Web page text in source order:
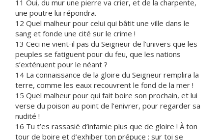
11 Oui, du mur une pierre va crier, et de la charpente,
une poutre lui répondra.
12 Quel malheur pour celui qui bâtit une ville dans le
sang et fonde une cité sur le crime !
13 Ceci ne vient-il pas du Seigneur de l’univers que les
peuples se fatiguent pour du feu, que les nations
s’exténuent pour le néant ?
14 La connaissance de la gloire du Seigneur remplira la
terre, comme les eaux recouvrent le fond de la mer !
15 Quel malheur pour qui fait boire son prochain, et lui
verse du poison au point de l’enivrer, pour regarder sa
nudité !
16 Tu t’es rassasié d’infamie plus que de gloire ! À ton
tour de boire et d’exhiber ton prépuce : sur toi se